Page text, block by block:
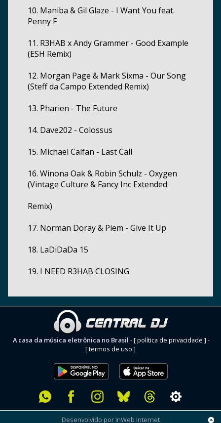
10. Maniba & Gil Glaze - I Want You feat.
Penny F
11. R3HAB x Andy Grammer - Good Example
(ESH Remix)
12. Morgan Page & Mark Sixma - Our Song
(Steff da Campo Extended Remix)
13. Pharien - The Future
14. Dave202 - Colossus
15. Michael Calfan - Last Call
16. Winona Oak & Robin Schulz - Oxygen
(Vintage Culture & Fancy Inc Extended
Remix)
17. Norman Doray & Piem - Give It Up
18. LaDiDaDa 15
19. I NEED R3HAB CLOSING
A casa da música eletrônica no Brasil -[ política de privacidade ] -
[ termos de uso ]
Desenvolvido por InWeb Internet